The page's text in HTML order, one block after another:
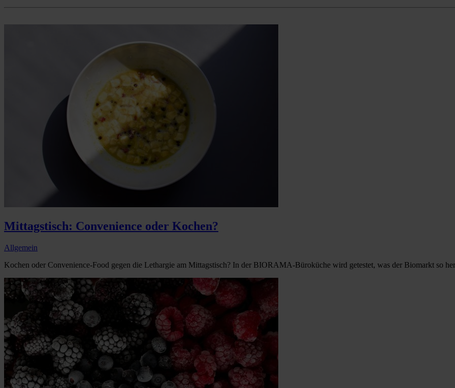
Mittagstisch: Convenience oder Kochen?
Allgemein
Kochen oder Convenience-Food gegen die Lethargie am Mittagstisch? In der BIORAMA-Büroküche wird getestet, was der Biomarkt so